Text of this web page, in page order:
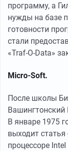
программу, а
нужды на базе
готовности
стали
«Traf-O-Data»
Micro-Soft.
После школы
Вашингтонский
В январе 1975
выходит
процессоре